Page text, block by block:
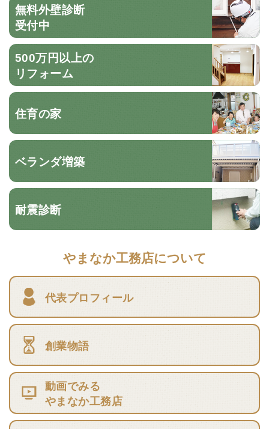
無料外壁診断
受付中
500万円以上の
リフォーム
住育の家
ベランダ増築
耐震診断
やまなか工務店について
代表プロフィール
創業物語
動画でみる
やまなか工務店